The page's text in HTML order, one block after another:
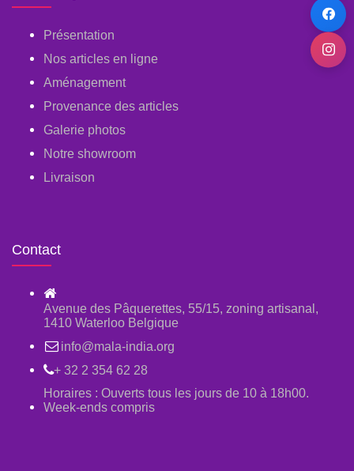
Présentation
Nos articles en ligne
Aménagement
Provenance des articles
Galerie photos
Notre showroom
Livraison
Contact
Avenue des Pâquerettes, 55/15, zoning artisanal,
1410 Waterloo Belgique
info@mala-india.org
+ 32 2 354 62 28
Horaires : Ouverts tous les jours de 10 à 18h00.
Week-ends compris